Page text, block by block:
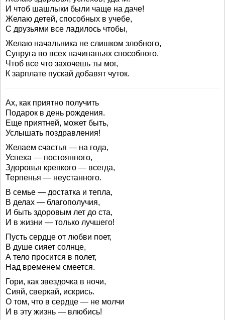
И чтоб шашлыки были чаще на даче!
Желаю детей, способных в учебе,
С друзьями все ладилось чтобы,
Желаю начальника не слишком злобного,
Супруга во всех начинаньях способного.
Чтоб все что захочешь ты мог,
К зарплате пускай добавят чуток.
Ах, как приятно получить
Подарок в день рождения.
Еще приятней, может быть,
Услышать поздравления!
Желаем счастья — на года,
Успеха — постоянного,
Здоровья крепкого — всегда,
Терпенья — неустанного.
В семье — достатка и тепла,
В делах — благополучия,
И быть здоровым лет до ста,
И в жизни — только лучшего!
Пусть сердце от любви поет,
В душе сияет солнце,
А тело просится в полет,
Над временем смеется.
Гори, как звездочка в ночи,
Сияй, сверкай, искрись.
О том, что в сердце — не молчи
И в эту жизнь — влюбись!